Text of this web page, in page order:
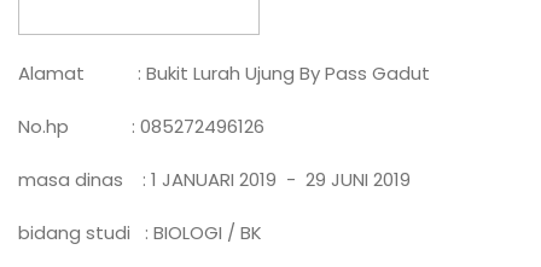
Alamat : Bukit Lurah Ujung By Pass Gadut
No.hp : 085272496126
masa dinas : 1 JANUARI 2019 - 29 JUNI 2019
bidang studi : BIOLOGI / BK